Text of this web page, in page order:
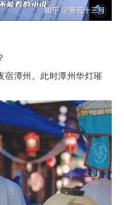
宿潭州。此时潭州华灯璀